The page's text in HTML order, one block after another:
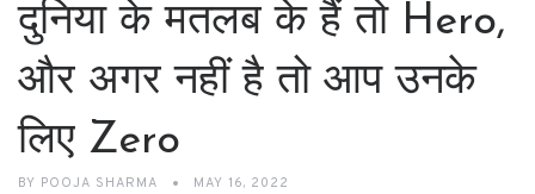
दुनिया के मतलब के हैं तो Hero,
और अगर नहीं है तो आप उनके
लिए Zero
BY POOJA SHARMA MAY 16, 2022